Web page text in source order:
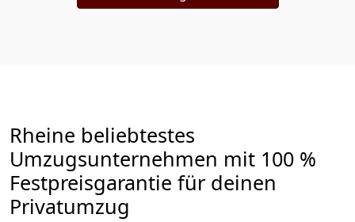
Rheine beliebtestes
Umzugsunternehmen mit 100 %
Festpreisgarantie für deinen
Privatumzug